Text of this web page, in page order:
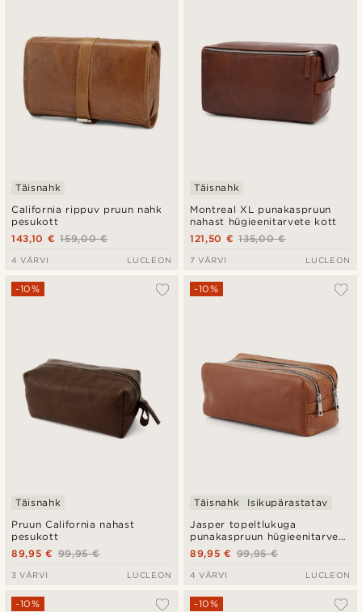
California rippuv pruun nahk
pesukott
Täisnahk
159,00 €
143,10 €
4 VÄRVI LUCLEON
Montreal XL punakaspruun
nahast hügieenitarvete kott
Täisnahk
135,00 €
121,50 €
7 VÄRVI LUCLEON
Pruun California nahast
pesukott
-10%
Täisnahk
99,95 €
89,95 €
3 VÄRVI LUCLEON
Jasper topeltlukuga
punakaspruun hügieenitarvete
kott
-10%
Täisnahk Isikupärastatav
99,95 €
89,95 €
4 VÄRVI LUCLEON
-10% -10%